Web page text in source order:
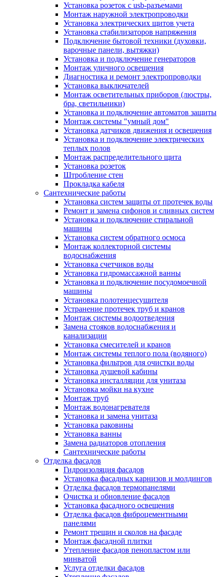
Установка розеток с usb-разъемами
Монтаж наружной электропроводки
Установка электрических щитов учета
Установка стабилизаторов напряжения
Подключение бытовой техники (духовки,
варочные панели, вытяжки)
Установка и подключение генераторов
Монтаж уличного освещения
Диагностика и ремонт электропроводки
Установка выключателей
Монтаж осветительных приборов (люстры,
бра, светильники)
Установка и подключение автоматов защиты
Монтаж системы "умный дом"
Установка датчиков движения и освещения
Установка и подключение электрических
теплых полов
Монтаж распределительного щита
Установка розеток
Штробление стен
Прокладка кабеля
Сантехнические работы
Установка систем защиты от протечек воды
Ремонт и замена сифонов и сливных систем
Установка и подключение стиральной
машины
Установка систем обратного осмоса
Монтаж коллекторной системы
водоснабжения
Установка счетчиков воды
Установка гидромассажной ванны
Установка и подключение посудомоечной
машины
Установка полотенцесушителя
Устранение протечек труб и кранов
Монтаж системы водоотведения
Замена стояков водоснабжения и
канализации
Установка смесителей и кранов
Монтаж системы теплого пола (водяного)
Установка фильтров для очистки воды
Установка душевой кабины
Установка инсталляции для унитаза
Установка мойки на кухне
Монтаж труб
Монтаж водонагревателя
Установка и замена унитаза
Установка раковины
Установка ванны
Замена радиаторов отопления
Сантехнические работы
Отделка фасадов
Гидроизоляция фасадов
Установка фасадных карнизов и молдингов
Отделка фасадов термопанелями
Очистка и обновление фасадов
Установка фасадного освещения
Отделка фасадов фиброцементными
панелями
Ремонт трещин и сколов на фасаде
Монтаж фасадной плитки
Утепление фасадов пенопластом или
минватой
Услуга отделки фасадов